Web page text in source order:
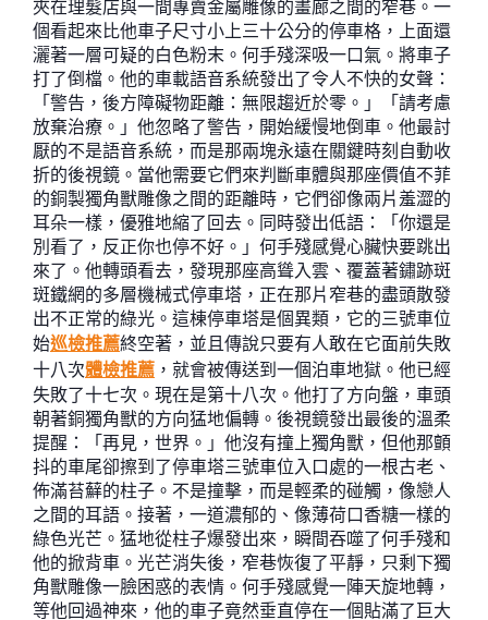
夾在理髮店與一間專賣金屬雕像的畫廊之間的窄巷。一
個看起來比他車子尺寸小上三十公分的停車格，上面還
灑著一層可疑的白色粉末。何手殘深吸一口氣。將車子
打了倒檔。他的車載語音系統發出了令人不快的女聲：
「警告，後方障礙物距離：無限趨近於零。」「請考慮
放棄治療。」他忽略了警告，開始緩慢地倒車。他最討
厭的不是語音系統，而是那兩塊永遠在關鍵時刻自動收
折的後視鏡。當他需要它們來判斷車體與那座價值不菲
的銅製獨角獸雕像之間的距離時，它們卻像兩片羞澀的
耳朵一樣，優雅地縮了回去。同時發出低語：「你還是
別看了，反正你也停不好。」何手殘感覺心臟快要跳出
來了。他轉頭看去，發現那座高聳入雲、覆蓋著鏽跡斑
斑鐵網的多層機械式停車塔，正在那片窄巷的盡頭散發
出不正常的綠光。這棟停車塔是個異類，它的三號車位
始巡檢推薦終空著，並且傳說只要有人敢在它面前失敗
十八次體檢推薦 ，就會被傳送到一個泊車地獄。他已經
失敗了十七次。現在是第十八次。他打了方向盤，車頭
朝著銅獨角獸的方向猛地偏轉。後視鏡發出最後的溫柔
提醒：「再見，世界。」他沒有撞上獨角獸，但他那顫
抖的車尾卻擦到了停車塔三號車位入口處的一根古老、
佈滿苔蘚的柱子。不是撞擊，而是輕柔的碰觸，像戀人
之間的耳語。接著，一道濃郁的、像薄荷口香糖一樣的
綠色光芒。猛地從柱子爆發出來，瞬間吞噬了何手殘和
他的掀背車。光芒消失後，窄巷恢復了平靜，只剩下獨
角獸雕像一臉困惑的表情。何手殘感覺一陣天旋地轉，
等他回過神來，他的車子竟然垂直停在一個貼滿了巨大